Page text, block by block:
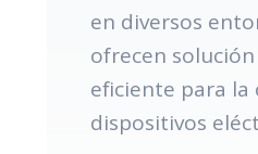
en diversos
ofrecen
eficiente para la
dispositivos